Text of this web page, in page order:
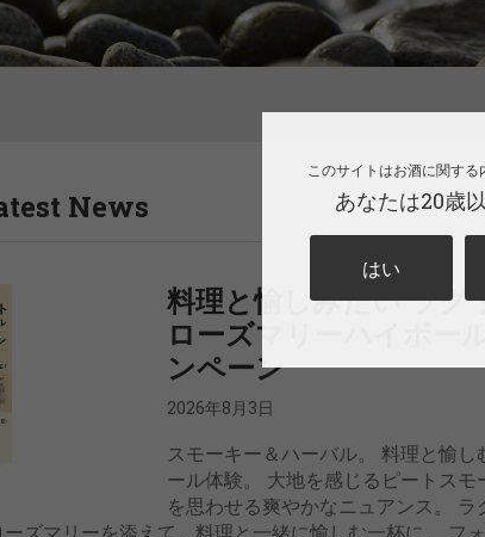
News
料理と愉しみたい ラグ
ローズマリーハイボー
ンペーン
2026年8月3日
スモーキー＆ハーバル。 料理と愉
ール体験。 大地を感じるピートス
を思わせる爽やかなニュアンス。 ラ
ズマリーを添えて、料理と一緒に愉しむ一杯に。 フ
このサイトはお酒に関する
あなたは20歳
はい